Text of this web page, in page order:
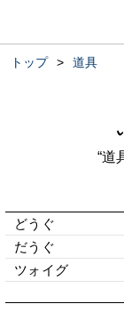
トップ > 道具
“道
どうぐ
だうぐ
ツォイグ